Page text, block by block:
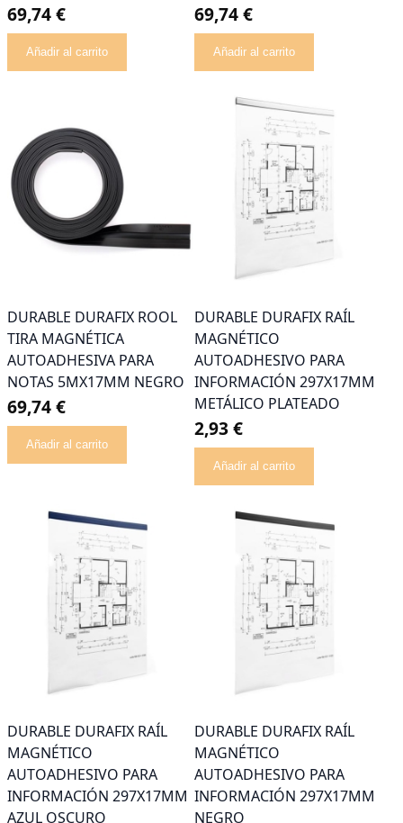
69,74 €
Añadir al carrito
69,74 €
Añadir al carrito
DURABLE DURAFIX ROOL
TIRA MAGNÉTICA
AUTOADHESIVA PARA
NOTAS 5MX17MM NEGRO
69,74 €
Añadir al carrito
DURABLE DURAFIX RAÍL
MAGNÉTICO
AUTOADHESIVO PARA
INFORMACIÓN 297X17MM
METÁLICO PLATEADO
2,93 €
Añadir al carrito
DURABLE DURAFIX RAÍL
MAGNÉTICO
AUTOADHESIVO PARA
INFORMACIÓN 297X17MM
AZUL OSCURO
DURABLE DURAFIX RAÍL
MAGNÉTICO
AUTOADHESIVO PARA
INFORMACIÓN 297X17MM
NEGRO